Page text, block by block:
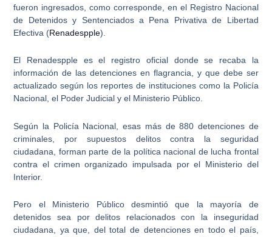
fueron ingresados, como corresponde, en el Registro Nacional
de Detenidos y Sentenciados a Pena Privativa de Libertad
Efectiva (Renadespple).
El Renadespple es el registro oficial donde se recaba la
información de lasdetenciones en flagrancia , y que debe ser
actualizado según los reportes de instituciones como la Policía
Nacional, el Poder Judicial y el Ministerio Público.
Según la Policía Nacional, esas más de 880 detenciones de
criminales, por supuestos delitos contra la seguridad
ciudadana, forman parte de la política nacional de lucha frontal
contra el crimen organizado impulsada por el Ministerio del
Interior.
Pero el Ministerio Público desmintió que la mayoría de
detenidos sea pordelitos relacionados con la inseguridad
ciudadana , ya que, del total de detenciones en todo el país,